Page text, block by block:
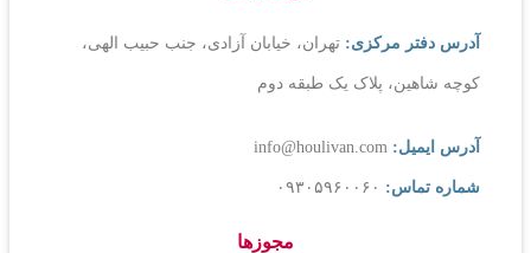
آدرس دفتر مرکزی: تهران، خیابان آزادی، جنب حبیب الهی،
کوچه شاهین، پلاک یک طبقه دوم
آدرس ایمیل: info@houlivan.com
شماره تماس: ۰۹۳۰۵۹۶۰۰۶۰
مجوزها